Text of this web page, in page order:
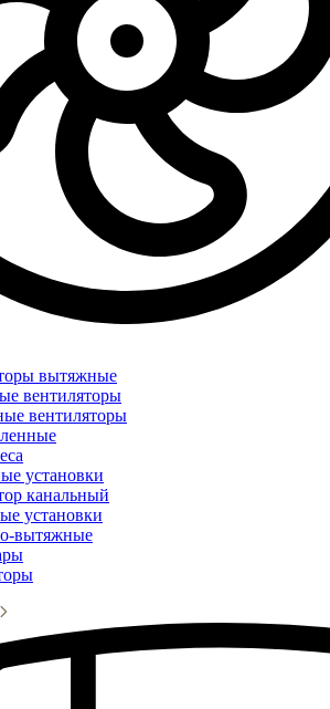
вытяжные
вентиляторы
вентиляторы
установки
канальный
установки
вытяжные